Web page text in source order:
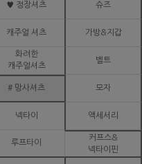
♥ 정장셔츠 슈즈
캐주얼 셔츠 가방&지갑
화려한
캐주얼셔츠
벨트
# 망사셔츠 모자
넥타이 액세서리
루프타이
커프스&
넥타이핀